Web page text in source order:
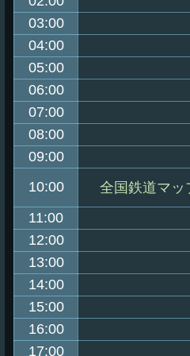
03:00
04:00
05:00
06:00
07:00
08:00
09:00
10:00
全国鉄道マッ
11:00
12:00
13:00
14:00
15:00
16:00
17:00